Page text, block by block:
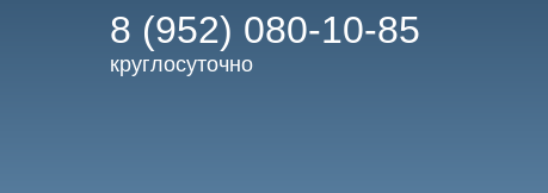
8 (952) 080-10-85
круглосуточно